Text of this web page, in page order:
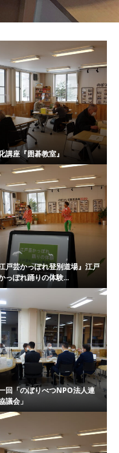
講座『囲碁教室』
江戸芸かっぽれ登別道場』江戸
っぽれ踊りの体験...
回「のぼりべつNPO法人連
議会」